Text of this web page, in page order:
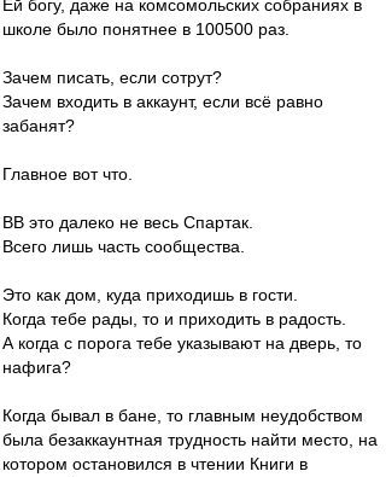
Ей богу, даже на комсомольских собраниях в
школе было понятнее в 100500 раз.
Зачем писать, если сотрут?
Зачем входить в аккаунт, если всё равно
забанят?
Главное вот что.
ВВ это далеко не весь Спартак.
Всего лишь часть сообщества.
Это как дом, куда приходишь в гости.
Когда тебе рады, то и приходить в радость.
А когда с порога тебе указывают на дверь, то
нафига?
Когда бывал в бане, то главным неудобством
была безаккаунтная трудность найти место, на
котором остановился в чтении Книги в